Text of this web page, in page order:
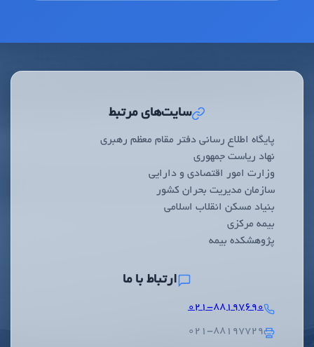
سایت‌های مرتبط
پایگاه اطلاع رسانی دفتر مقام معظم رهبری
نهاد ریاست جمهوری
وزارت امور اقتصادی و دارایی
سازمان مدیریت بحران کشور
بنیاد مسکن انقلاب اسلامی
بیمه مرکزی
پژوهشکده بیمه
ارتباط با ما
۰۲۱-۸۸۱۹۷۶۹۰
۰۲۱-۸۸۱۹۷۷۲۹